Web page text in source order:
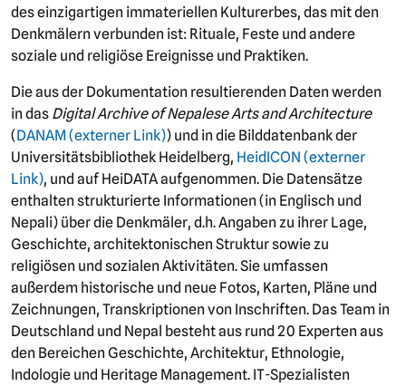
des einzigartigen immateriellen Kulturerbes, das mit den
Denkmälern verbunden ist: Rituale, Feste und andere
soziale und religiöse Ereignisse und Praktiken.
Die aus der Dokumentation resultierenden Daten werden
in das Digital Archive of Nepalese Arts and Architecture
(DANAM (externer Link)) und in die Bilddatenbank der
Universitätsbibliothek Heidelberg, HeidICON (externer
Link), und auf HeiDATA aufgenommen. Die Datensätze
enthalten strukturierte Informationen (in Englisch und
Nepali) über die Denkmäler, d.h. Angaben zu ihrer Lage,
Geschichte, architektonischen Struktur sowie zu
religiösen und sozialen Aktivitäten. Sie umfassen
außerdem historische und neue Fotos, Karten, Pläne und
Zeichnungen, Transkriptionen von Inschriften. Das Team in
Deutschland und Nepal besteht aus rund 20 Experten aus
den Bereichen Geschichte, Architektur, Ethnologie,
Indologie und Heritage Management. IT-Spezialisten